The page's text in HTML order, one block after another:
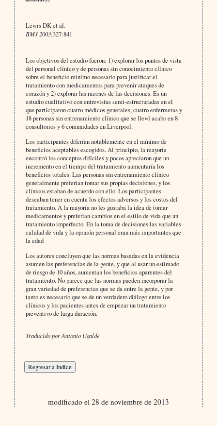
Lewis DK et al.
BMJ 2003;327:841
Los objetivos del estudio fueron: 1) explorar los puntos de vista
del personal clínico y de personas sin conocimiento clínico
sobre el beneficio mínimo necesario para justificar el
tratamiento con medicamentos para prevenir ataques de
corazón y 2) explorar las razones de las decisiones. Es un
estudio cualitativo con entrevistas semi-estructuradas en el
que participaron cuatro médicos generales, cuatro enfermeras y
18 personas sin entrenamiento clínico que se llevó acabo en 8
consultorios y 6 comunidades en Liverpool.
Los participantes diferían notablemente en el mínimo de
beneficios aceptables escogidos. Al principio, la mayoría
encontró los conceptos difíciles y pocos apreciaron que un
incremento en el tiempo del tratamiento aumentaría los
beneficios totales. Las personas sin entrenamiento clínico
generalmente preferían tomar sus propias decisiones, y los
clínicos estaban de acuerdo con ello. Los participantes
deseaban tener en cuenta los efectos adversos y los costos del
tratamiento. A la mayoría no les gustaba la idea de tomar
medicamentos y preferían cambios en el estilo de vida que un
tratamiento imperfecto. En la toma de decisiones las variables
calidad de vida y la opinión personal eran más importantes que
la edad
Los autores concluyen que las normas basadas en la evidencia
asumen las preferencias de la gente, y que al usar un estimado
de riesgo de 10 años, aumentan los beneficios aparentes del
tratamiento. No parece que las normas pueden incorporar la
gran variedad de preferencias que se da entre la gente, y por
tanto es necesario que se de un verdadero diálogo entre los
clínicos y los pacientes antes de empezar un tratamiento
preventivo de larga duración.
Traducido por Antonio Ugalde
modificado el 28 de noviembre de 2013